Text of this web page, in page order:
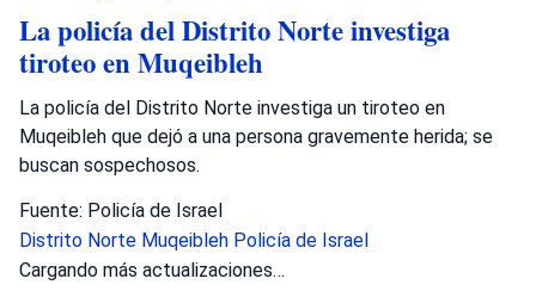
La policía del Distrito Norte investiga
tiroteo en Muqeibleh
La policía del Distrito Norte investiga un tiroteo en
Muqeibleh que dejó a una persona gravemente herida; se
buscan sospechosos.
Fuente: Policía de Israel
Distrito Norte Muqeibleh Policía de Israel
Crimen • agosto 6, 2026 at 8:11 am